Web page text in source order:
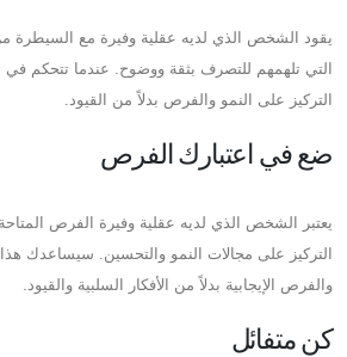
يقود الشخص الذي لديه عقلية وفيرة مع السيطرة
التي تلهمهم للتصرف بثقة ووضوح. عندما تتحكم
التركيز على النمو والفرص بدلاً من القيود.
ضع في اعتبارك الفرص
يعتبر الشخص الذي لديه عقلية وفيرة الفرص
التركيز على مجالات النمو والتحسين. سيساعدك هذا
والفرص الإيجابية بدلاً من الأفكار السلبية والقيود.
كن متفائل